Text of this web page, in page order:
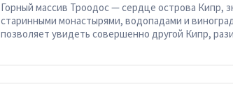
Горный массив Троодос — сердце острова Кипр,
старинными монастырями, водопадами и
позволяет увидеть совершенно другой Кипр,